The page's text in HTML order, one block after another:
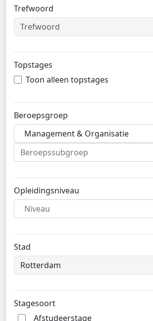
Trefwoord
Topstages
Toon alleen topstages
Beroepsgroep
Management & Organisatie
Opleidingsniveau
Niveau
Stad
Stagesoort
Afstudeerstage